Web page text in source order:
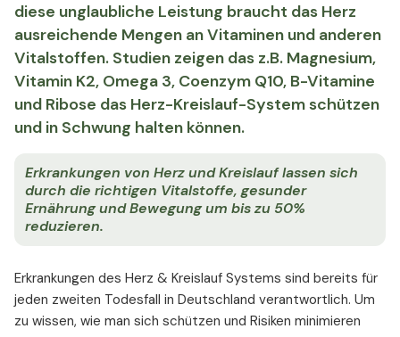
diese unglaubliche Leistung braucht das Herz
ausreichende Mengen an Vitaminen und anderen
Vitalstoffen. Studien zeigen das z.B. Magnesium,
Vitamin K2, Omega 3, Coenzym Q10, B-Vitamine
und Ribose das Herz-Kreislauf-System schützen
und in Schwung halten können.
Erkrankungen von Herz und Kreislauf lassen sich
durch die richtigen Vitalstoffe, gesunder
Ernährung und Bewegung um bis zu 50%
reduzieren.
Erkrankungen des Herz & Kreislauf Systems sind bereits für
jeden zweiten Todesfall in Deutschland verantwortlich. Um
zu wissen, wie man sich schützen und Risiken minimieren